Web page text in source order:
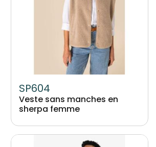
SP604
Veste sans manches en
sherpa femme
Image